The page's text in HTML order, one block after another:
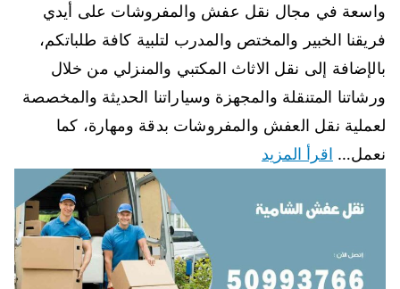
واسعة في مجال نقل عفش والمفروشات على أيدي
فريقنا الخبير والمختص والمدرب لتلبية كافة طلباتكم،
بالإضافة إلى نقل الاثاث المكتبي والمنزلي من خلال
ورشاتنا المتنقلة والمجهزة وسياراتنا الحديثة والمخصصة
لعملية نقل العفش والمفروشات بدقة ومهارة، كما
نعمل… اقرأ المزيد